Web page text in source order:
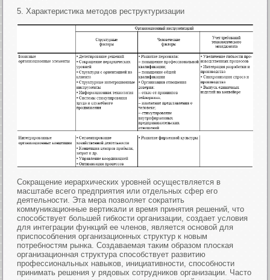
5. Характеристика методов реструктуризации
Сокращение иерархических уровней осуществляется в
масштабе всего предприятия или отдельных сфер его
деятельности. Эта мера позволяет сократить
коммуникационные вертикали и время принятия решений, что
способствует большей гибкости организации, создает условия
для интеграции функций ее членов, является основой для
приспособления организационных структур к новым
потребностям рынка. Создаваемая таким образом плоская
организационная структура способствует развитию
профессиональных навыков, инициативности, способности
принимать решения у рядовых сотрудников организации. Часто